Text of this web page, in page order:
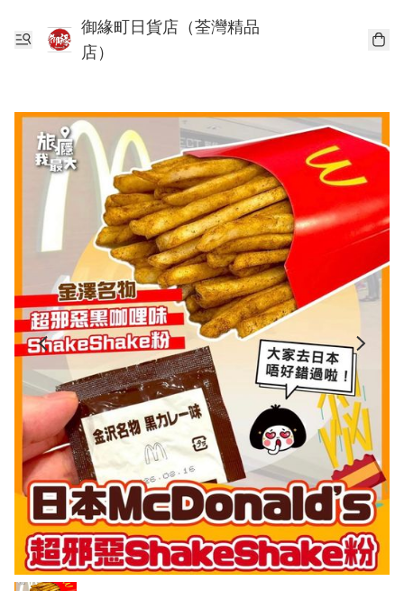
御緣町日貨店（荃灣精品
店）